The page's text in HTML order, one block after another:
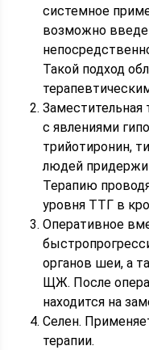
системное
возможно
Такой подход
Заместительная
с явлениями
трийотиронин,
людей
Терапию
уровня ТТГ в
Оперативное
органов шеи, а
ЩЖ. После
находится на
Селен.
терапии.